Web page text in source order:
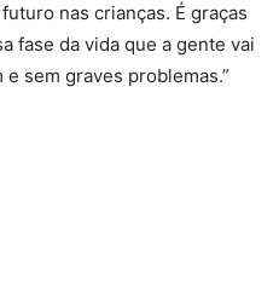
nas crianças. É graças
fase da vida que a gente vai
sem graves problemas.”